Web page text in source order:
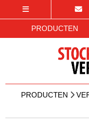
PRODUCTEN
PRODUCTEN